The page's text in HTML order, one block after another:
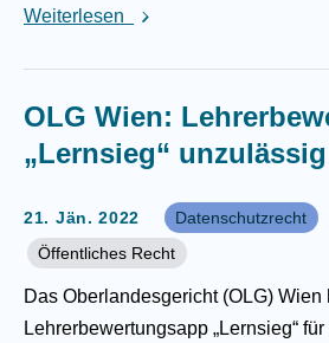
Weiterlesen
OLG Wien:
„Lernsieg“ unzulässig
21. Jän. 2022 Datenschutzrecht
Öffentliches Recht
Das Oberlandesgericht (OLG) Wien
Lehrerbewertungsapp „Lernsieg“